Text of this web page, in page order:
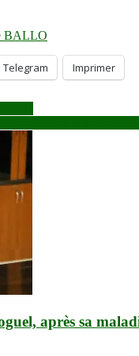
BALLO
Telegram Imprimer
après sa